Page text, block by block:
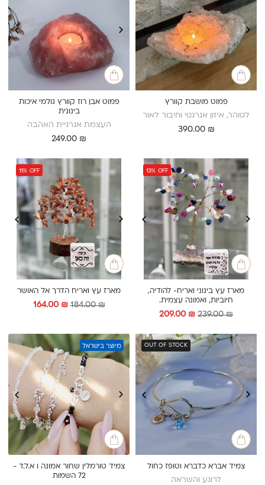
פמוט מושבת קוורץ
לטוהר, איזון אנרגטי וחיבור לאור
390.00 ₪
פמוט אבן רוז קוורץ גולמי איכות
בינונית
העצמת אנרגיית האהבה
249.00 ₪
13% OFF
מארז עץ בינוני ואריח- להודיה,
חיוביות, ואמונה עצמית.
239.00₪
המחיר
היה:
239.00 ₪.
209.00 ₪
המחיר
הוא:
209.00 ₪.
11% OFF
מארז עץ ואריח הדרך אל האושר
184.00₪
המחיר
184.00 ₪.
164.00 ₪
המחיר
164.00 ₪.
OUT OF STOCK
צמיד אברא כדברא וטופז כחול
לרוגע והשראה
מיוצר בישראל
צמיד טורמלין שחור אמונה ו א.ל.ד -
72 השמות